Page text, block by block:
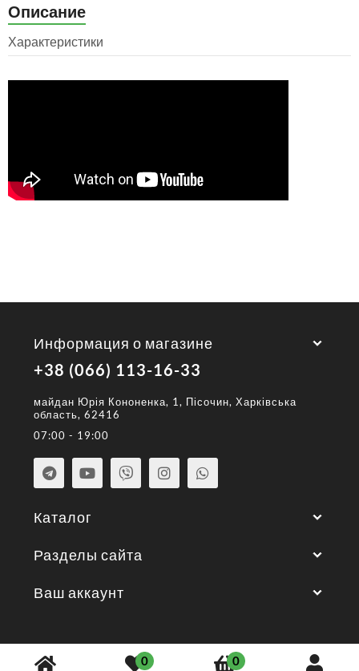
0 0
Описание
Характеристики
Информация о магазине
+38 (066) 113-16-33
майдан Юрія Кононенка, 1, Пісочин, Харківська
область, 62416
07:00 - 19:00
Каталог
Разделы сайта
Ваш аккаунт
© 2026 год. Все права защищены.